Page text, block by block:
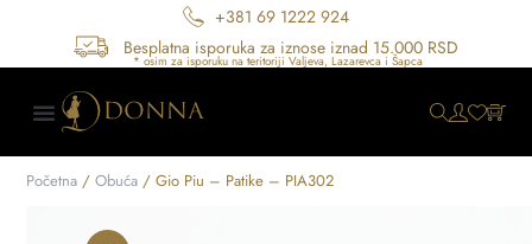
+381 69 1222 924
Besplatna isporuka za iznose iznad 15.000 RSD
Početna /Obuća / Gio Piu – Patike – PIA302